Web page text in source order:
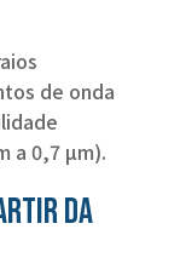
de onda
a 0,7 µm).
da